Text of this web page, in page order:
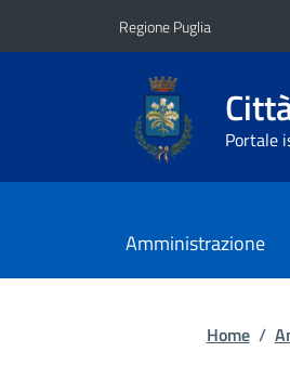
Regione Puglia
Portale
Amministrazione
Home /